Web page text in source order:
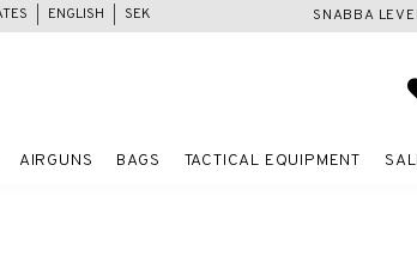
SNABBA
ENGLISH SEK
AIRGUNS BAGS TACTICAL EQUIPMENT